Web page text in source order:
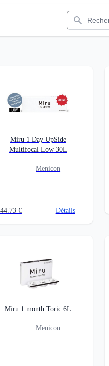
Rechercher
Miru 1 Day UpSide
Multifocal Low 30L
Menicon
44.73 € Détails
Miru 1 month Toric 6L
Menicon